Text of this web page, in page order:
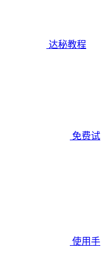
达秘教程
免费试
使用手